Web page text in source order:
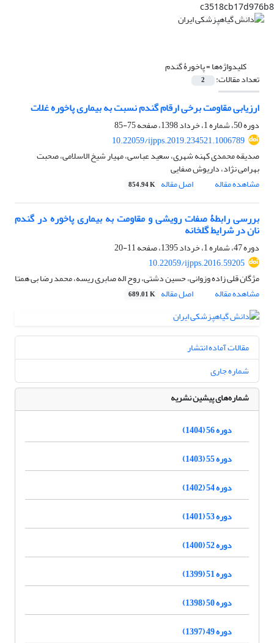
c3518cb17d976b8
کلیدواژه‌ها =پاخورۀ گندم
تعداد مقالات: 2
ارزیابی مقاومت برخی ارقام گندم نسبت به بیماری پاخوره غلات
دوره 50، شماره 1، خرداد 1398، صفحه
75-85
10.22059/ijpps.2019.234521.1006789
صدیقه محمدی کهنه شهری، سعید عباسی، مهیار شیخ الاسلامی، صحبت
بهرامی نژاد، داریوش صفایی
مشاهده مقاله
اصل مقاله 854.94 K
بررسی رابطۀ صفات رویشی و مقاومت به بیماری پاخوره در گندم
نان در شرایط گلخانه
دوره 47، شماره 1، خرداد 1395، صفحه
11-20
10.22059/ijpps.2016.59205
مژگان قلی زاده وزوانی، حسین دشتی، روح اله صابری ریسه، محمد رضا بی همتا
مشاهده مقاله
اصل مقاله 689.01 K
مقالات آماده انتشار
شماره جاری
شماره‌های پیشین نشریه
دوره 56 (1404)
دوره 55 (1403)
دوره 54 (1402)
دوره 53 (1401)
دوره 52 (1400)
دوره 51 (1399)
دوره 50 (1398)
دوره 49 (1397)